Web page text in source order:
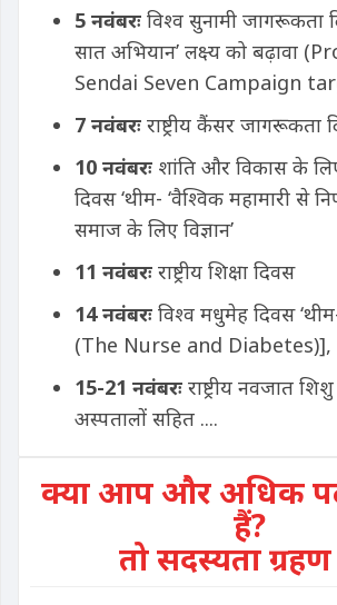
5 नवंबरः विश्व सुनामी जागरूकता
सात अभियान’ लक्ष्य को बढ़ावा
Sendai Seven Campaign
7 नवंबरः राष्ट्रीय कैंसर जागरूकता
10 नवंबरः शांति और विकास के लिए
दिवस ‘थीम- ‘वैश्विक महामारी से
समाज के लिए विज्ञान’
11 नवंबरः राष्ट्रीय शिक्षा दिवस
14 नवंबरः विश्व मधुमेह दिवस
(The Nurse and Diabetes)],
15-21 नवंबरः राष्ट्रीय नवजात
अस्पतालों सहित ....
क्या आप और अधिक
हैं?
तो सदस्यता